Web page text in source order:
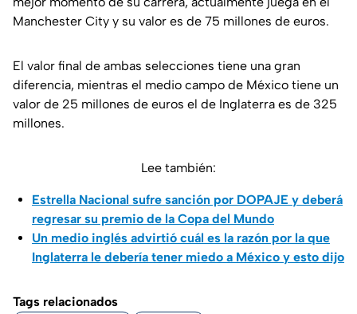
Manchester City y su valor es de 75 millones de euros.
El valor final de ambas selecciones tiene una gran
diferencia, mientras el medio campo de México tiene un
valor de 25 millones de euros el de Inglaterra es de 325
millones.
Lee también:
Estrella Nacional sufre sanción por DOPAJE y deberá
regresar su premio de la Copa del Mundo
Un medio inglés advirtió cuál es la razón por la que
Inglaterra le debería tener miedo a México y esto dijo
Tags relacionados